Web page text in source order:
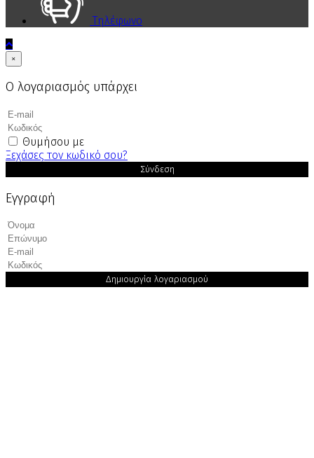
Τηλέφωνο
×
Ο λογαριασμός υπάρχει
Θυμήσου με
Ξεχάσες τον κωδικό σου?
Σύνδεση
Εγγραφή
Δημιουργία λογαριασμού